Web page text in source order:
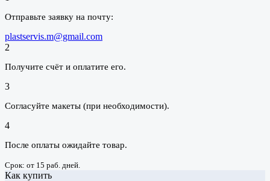
Отправьте заявку на почту:
plastservis.m@gmail.com
2
Получите счёт и оплатите его.
3
Согласуйте макеты (при необходимости).
4
После оплаты ожидайте товар.
Срок: от 15 раб. дней.
Как купить